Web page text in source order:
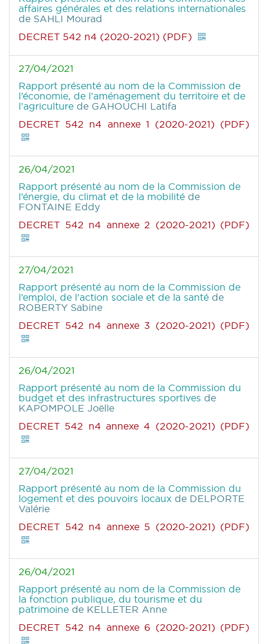
affaires générales et des relations internationales
de SAHLI Mourad
DECRET 542 n4 (2020-2021) (PDF)
27/04/2021
Rapport présenté au nom de la Commission de
l’économie, de l’aménagement du territoire et de
l’agriculture de GAHOUCHI Latifa
DECRET 542 n4 annexe 1 (2020-2021) (PDF)
26/04/2021
Rapport présenté au nom de la Commission de
l’énergie, du climat et de la mobilité de
FONTAINE Eddy
DECRET 542 n4 annexe 2 (2020-2021) (PDF)
27/04/2021
Rapport présenté au nom de la Commission de
l’emploi, de l’action sociale et de la santé de
ROBERTY Sabine
DECRET 542 n4 annexe 3 (2020-2021) (PDF)
26/04/2021
Rapport présenté au nom de la Commission du
budget et des infrastructures sportives de
KAPOMPOLE Joëlle
DECRET 542 n4 annexe 4 (2020-2021) (PDF)
27/04/2021
Rapport présenté au nom de la Commission du
logement et des pouvoirs locaux de DELPORTE
Valérie
DECRET 542 n4 annexe 5 (2020-2021) (PDF)
26/04/2021
Rapport présenté au nom de la Commission de
la fonction publique, du tourisme et du
patrimoine de KELLETER Anne
DECRET 542 n4 annexe 6 (2020-2021) (PDF)